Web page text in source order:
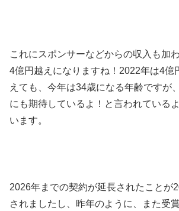
これにスポンサーなどからの収入も加
4億円越えになりますね！2022年は4億
えても、今年は34歳になる年齢ですが
にも期待しているよ！と言われている
います。
2026年までの契約が延長されたことが
されましたし、昨年のように、また受